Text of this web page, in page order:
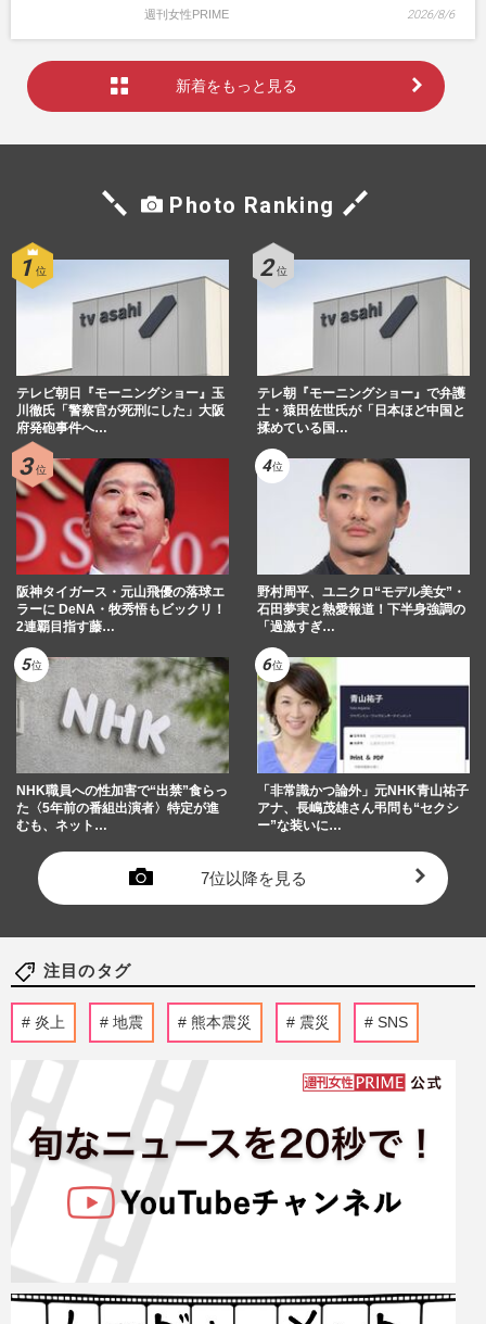
週刊女性PRIME 2026/8/6
新着をもっと見る
Photo Ranking
テレビ朝日『モーニングショー』玉
川徹氏「警察官が死刑にした」大阪
府発砲事件へ…
テレ朝『モーニングショー』で弁護
士・猿田佐世氏が「日本ほど中国と
揉めている国…
阪神タイガース・元山飛優の落球エ
ラーに DeNA・牧秀悟もビックリ！
2連覇目指す藤…
野村周平、ユニクロ“モデル美女”・
石田夢実と熱愛報道！下半身強調の
「過激すぎ…
NHK職員への性加害で“出禁”食らっ
た〈5年前の番組出演者〉特定が進
むも、ネット…
「非常識かつ論外」元NHK青山祐子
アナ、長嶋茂雄さん弔問も“セクシ
ー”な装いに…
7位以降を見る
注目のタグ
炎上 地震 熊本震災 震災 SNS